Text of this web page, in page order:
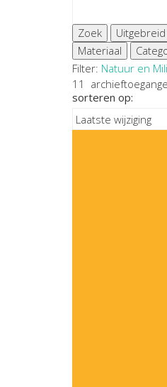
Zoek
Materiaal
Filter: Natuur en
11
sorteren op: